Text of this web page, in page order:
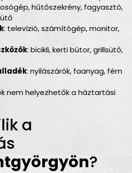
hűtőszekrény, fagyasztó,
: televízió, számítógép, monitor,
: bicikli, kerti bútor, grillsütő,
: nyílászárók, faanyag, fém
nem helyezhetők a háztartási
a
?